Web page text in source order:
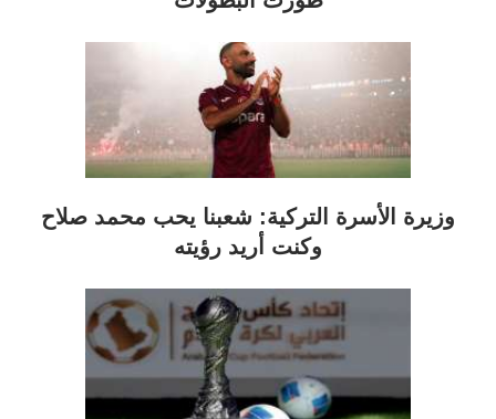
وزيرة الأسرة التركية: شعبنا يحب محمد صلاح
وكنت أريد رؤيته